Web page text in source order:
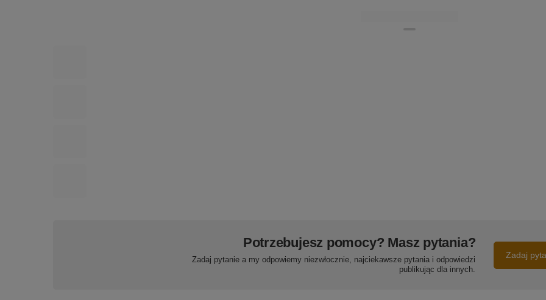
Potrzebujesz pomocy? Masz pytania?
Zadaj pytanie a my odpowiemy niezwłocznie, najciekawsze pytania i odpowiedzi
publikując dla innych.
Zadaj